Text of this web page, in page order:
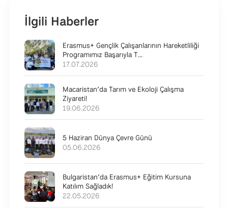
İlgili Haberler
Erasmus+ Gençlik Çalışanlarının Hareketliliği
Programımız Başarıyla T...
17.07.2026
Macaristan’da Tarım ve Ekoloji Çalışma
Ziyareti!
19.06.2026
5 Haziran Dünya Çevre Günü
05.06.2026
Bulgaristan’da Erasmus+ Eğitim Kursuna
Katılım Sağladık!
22.05.2026